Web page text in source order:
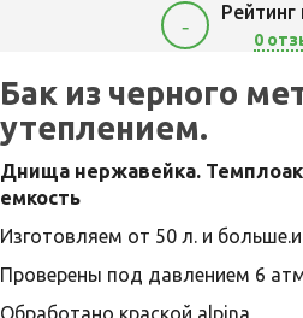
-
Рейтинг
0
9000
Бак из черного
утеплением.
Днища нержавейка.
емкость
Изготовляем от 50 л. и
Проверены под давлением 6
Обработано краской alpina